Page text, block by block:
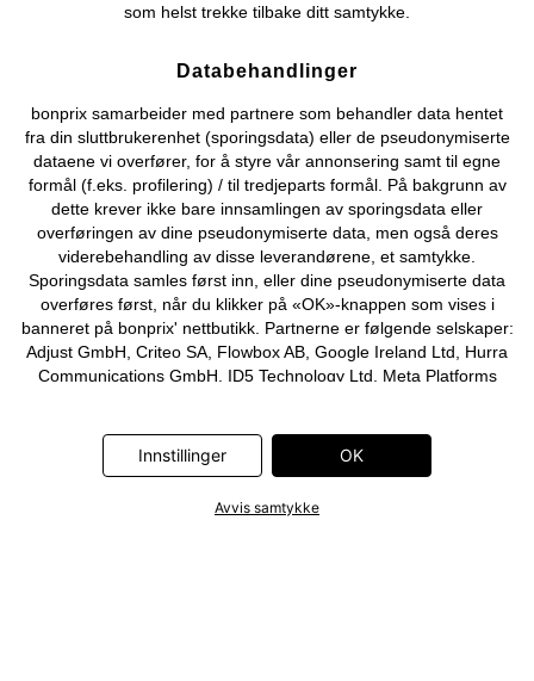
©2026 bonprix.
som helst trekke tilbake ditt samtykke.
Databehandlinger
bonprix samarbeider med partnere som behandler data hentet
fra din sluttbrukerenhet (sporingsdata) eller de pseudonymiserte
dataene vi overfører, for å styre vår annonsering samt til egne
formål (f.eks. profilering) / til tredjeparts formål. På bakgrunn av
dette krever ikke bare innsamlingen av sporingsdata eller
overføringen av dine pseudonymiserte data, men også deres
viderebehandling av disse leverandørene, et samtykke.
Sporingsdata samles først inn, eller dine pseudonymiserte data
overføres først, når du klikker på «OK»-knappen som vises i
banneret på bonprix' nettbutikk. Partnerne er følgende selskaper:
Adjust GmbH, Criteo SA, Flowbox AB, Google Ireland Ltd, Hurra
Communications GmbH, ID5 Technology Ltd, Meta Platforms
Technologies UK Ltd. Ytterligere informasjon om
databehandlingene utført av disse partnerne finner du i
lenke i banneret.
Innstillinger OK
Avvis samtykke